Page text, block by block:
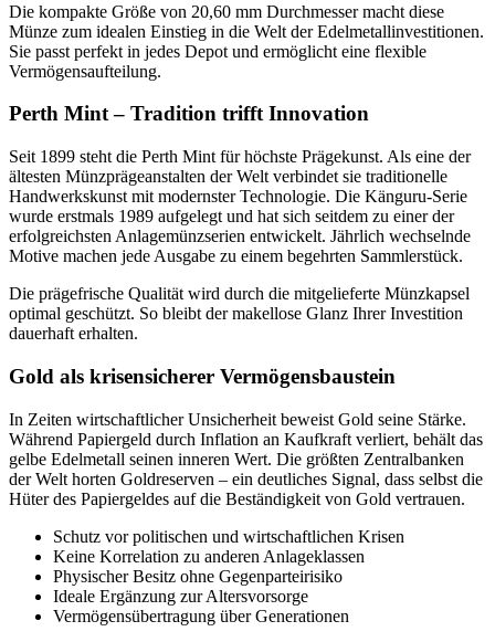
Die kompakte Größe von 20,60 mm Durchmesser macht diese
Münze zum idealen Einstieg in die Welt der Edelmetallinvestitionen.
Sie passt perfekt in jedes Depot und ermöglicht eine flexible
Vermögensaufteilung.
Perth Mint – Tradition trifft Innovation
Seit 1899 steht die Perth Mint für höchste Prägekunst. Als eine der
ältesten Münzprägeanstalten der Welt verbindet sie traditionelle
Handwerkskunst mit modernster Technologie. Die Känguru-Serie
wurde erstmals 1989 aufgelegt und hat sich seitdem zu einer der
erfolgreichsten Anlagemünzserien entwickelt. Jährlich wechselnde
Motive machen jede Ausgabe zu einem begehrten Sammlerstück.
Die prägefrische Qualität wird durch die mitgelieferte Münzkapsel
optimal geschützt. So bleibt der makellose Glanz Ihrer Investition
dauerhaft erhalten.
Gold als krisensicherer Vermögensbaustein
In Zeiten wirtschaftlicher Unsicherheit beweist Gold seine Stärke.
Während Papiergeld durch Inflation an Kaufkraft verliert, behält das
gelbe Edelmetall seinen inneren Wert. Die größten Zentralbanken
der Welt horten Goldreserven – ein deutliches Signal, dass selbst die
Hüter des Papiergeldes auf die Beständigkeit von Gold vertrauen.
Schutz vor politischen und wirtschaftlichen Krisen
Keine Korrelation zu anderen Anlageklassen
Physischer Besitz ohne Gegenparteirisiko
Ideale Ergänzung zur Altersvorsorge
Vermögensübertragung über Generationen